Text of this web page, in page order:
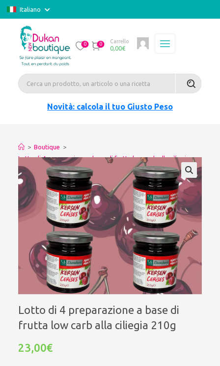
Italiano
0 0 Carrello
0,00€
Novità: calcola il tuo Giusto Peso
> Boutique >
Lotto di 4 preparazione a base di frutta low carb alla ciliegia
210g
Lotto di 4 preparazione a base di
frutta low carb alla ciliegia 210g
23,00€